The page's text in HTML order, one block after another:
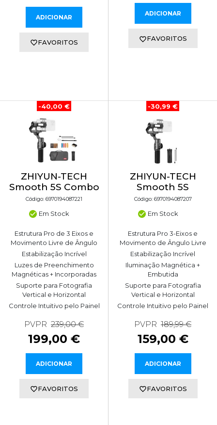
ADICIONAR
FAVORITOS
ADICIONAR
FAVORITOS
-40,00 €
ZHIYUN-TECH
Smooth 5S Combo
Código: 6970194087221
Em Stock
Estrutura Pro de 3 Eixos e
Movimento Livre de Ângulo
Estabilização Incrível
Luzes de Preenchimento
Magnéticas + Incorporadas
Suporte para Fotografia
Vertical e Horizontal
Controle Intuitivo pelo Painel
PVPR 239,00 €
199,00 €
ADICIONAR
FAVORITOS
-30,99 €
ZHIYUN-TECH
Smooth 5S
Código: 6970194087207
Em Stock
Estrutura Pro 3-Eixos e
Movimento de Ângulo Livre
Estabilização Incrível
Iluminação Magnética +
Embutida
Suporte para Fotografia
Vertical e Horizontal
Controle Intuitivo pelo Painel
PVPR 189,99 €
159,00 €
ADICIONAR
FAVORITOS